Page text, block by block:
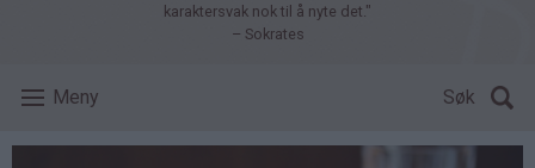
karaktersvak nok til å nyte det."
– Sokrates
Meny Søk